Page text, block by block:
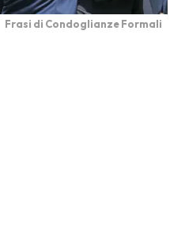
Frasi di Condoglianze Formali